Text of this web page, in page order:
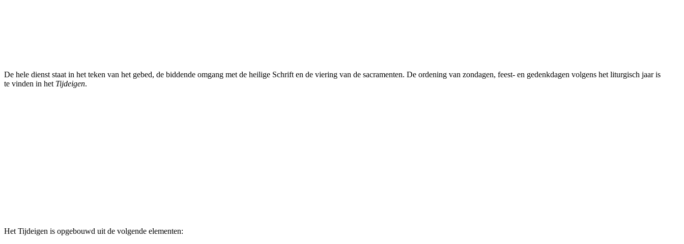
De hele dienst staat in het teken van het gebed, de biddende omgang met de heilige Schrift en de viering van de sacramenten. De ordening van zondagen, feest- en gedenkdagen volgens het liturgisch jaar is
te vinden in het Tijdeigen.
Het Tijdeigen is opgebouwd uit de volgende elementen: